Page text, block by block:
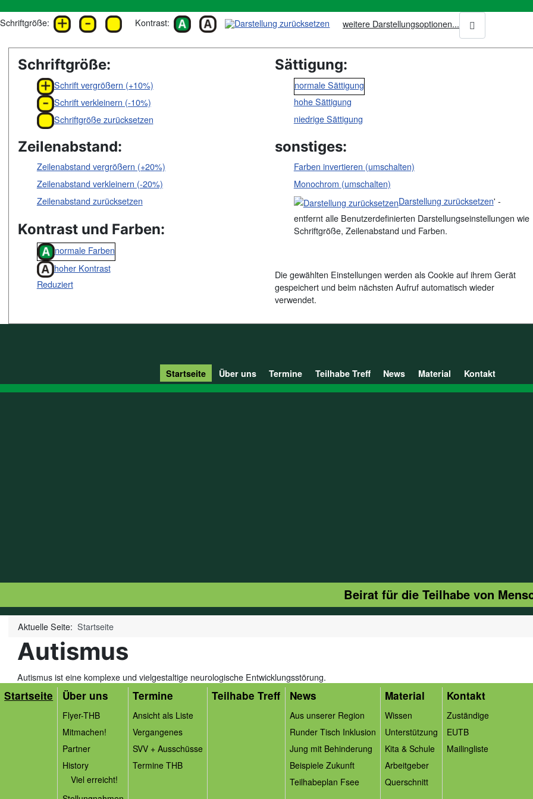
Schriftgröße: Kontrast: weitere Darstellungsoptionen...
Schriftgröße:
Schrift vergrößern (+10%)
Schrift verkleinern (-10%)
Schriftgröße zurücksetzen
Zeilenabstand:
Zeilenabstand vergrößern (+20%)
Zeilenabstand verkleinern (-20%)
Zeilenabstand zurücksetzen
Kontrast und Farben:
normale Farben
hoher Kontrast
Reduziert
Sättigung:
normale Sättigung
hohe Sättigung
niedrige Sättigung
sonstiges:
Farben invertieren (umschalten)
Monochrom (umschalten)
Darstellung zurücksetzen' -
entfernt alle Benutzerdefinierten Darstellungseinstellungen wie
Schriftgröße, Zeilenabstand und Farben.
Die gewählten Einstellungen werden als Cookie auf ihrem Gerät
gespeichert und beim nächsten Aufruf automatisch wieder
verwendet.
Startseite Über uns Termine Teilhabe Treff News Material Kontakt
Beirat für die Teilhabe von
Aktuelle Seite:Startseite
Autismus
Autismus ist eine komplexe und vielgestaltige neurologische Entwicklungsstörung.
Startseite Über uns
Flyer-THB
Mitmachen!
Partner
History
Viel erreicht!
Termine
Ansicht als Liste
Vergangenes
SVV + Ausschüsse
Termine THB
Teilhabe Treff News
Aus unserer Region
Runder Tisch Inklusion
Jung mit Behinderung
Beispiele Zukunft
Teilhabeplan Fsee
Material
Wissen
Unterstützung
Kita & Schule
Arbeitgeber
Querschnitt
Kontakt
Zuständige
EUTB
Mailingliste